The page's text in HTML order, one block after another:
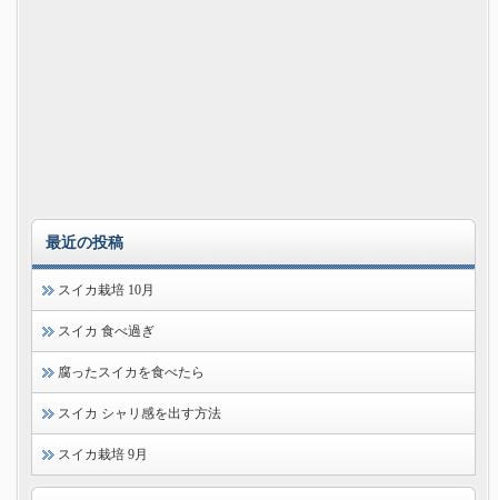
最近の投稿
スイカ栽培 10月
スイカ 食べ過ぎ
腐ったスイカを食べたら
スイカ シャリ感を出す方法
スイカ栽培 9月